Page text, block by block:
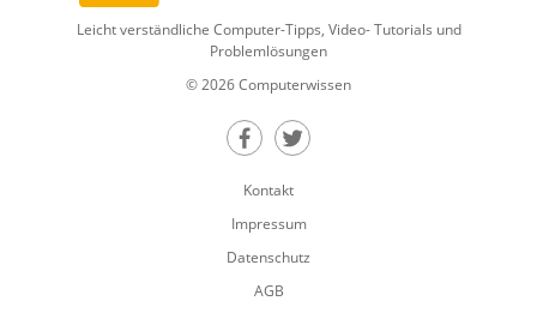
Leicht verständliche Computer-Tipps, Video- Tutorials und
Problemlösungen
© 2026 Computerwissen
Teilen auf Facebook
Teilen auf Twitter
Kontakt
Impressum
Datenschutz
AGB